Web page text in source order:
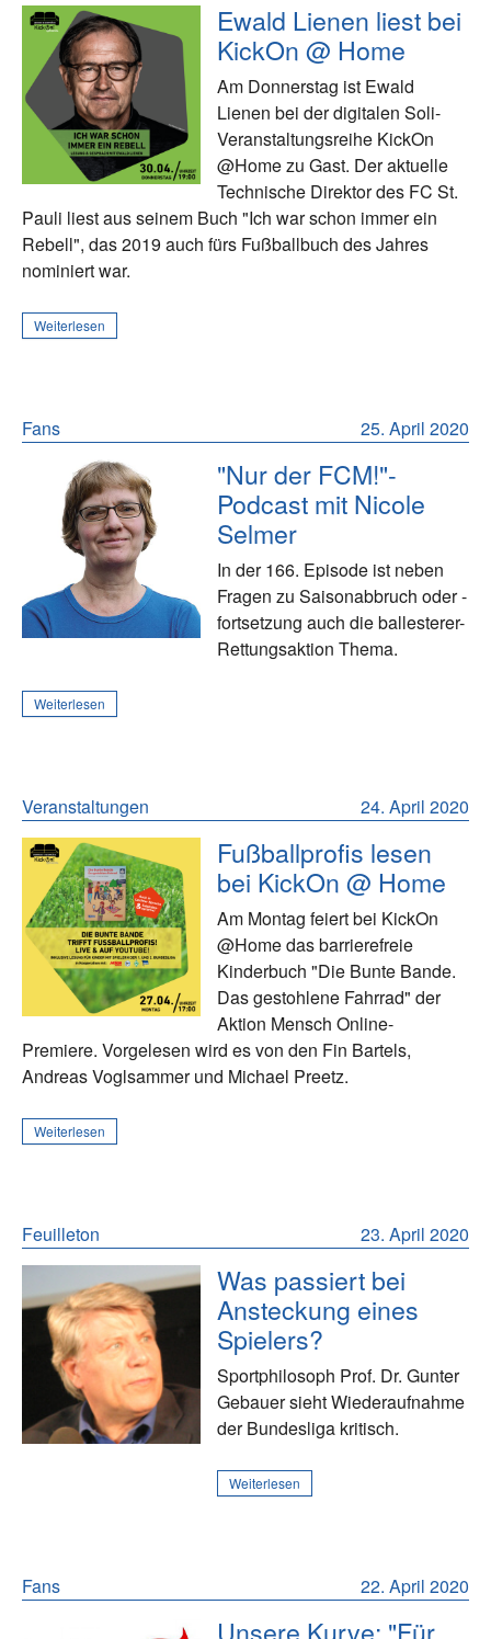
Ewald Lienen liest bei
KickOn @ Home
Am Donnerstag ist Ewald
Lienen bei der digitalen Soli-
Veranstaltungsreihe KickOn
@Home zu Gast. Der aktuelle
Technische Direktor des FC St.
Pauli liest aus seinem Buch "Ich war schon immer ein
Rebell", das 2019 auch fürs Fußballbuch des Jahres
nominiert war.
Weiterlesen
25. April 2020
Fans
"Nur der FCM!"-
Podcast mit Nicole
Selmer
In der 166. Episode ist neben
Fragen zu Saisonabbruch oder -
fortsetzung auch die ballesterer-
Rettungsaktion Thema.
Weiterlesen
24. April 2020
Veranstaltungen
Fußballprofis lesen
bei KickOn @ Home
Am Montag feiert bei KickOn
@Home das barrierefreie
Kinderbuch "Die Bunte Bande.
Das gestohlene Fahrrad" der
Aktion Mensch Online-
Premiere. Vorgelesen wird es von den Fin Bartels,
Andreas Voglsammer und Michael Preetz.
Weiterlesen
23. April 2020
Feuilleton
Was passiert bei
Ansteckung eines
Spielers?
Sportphilosoph Prof. Dr. Gunter
Gebauer sieht Wiederaufnahme
der Bundesliga kritisch.
Weiterlesen
22. April 2020
Fans
Unsere Kurve: "Für